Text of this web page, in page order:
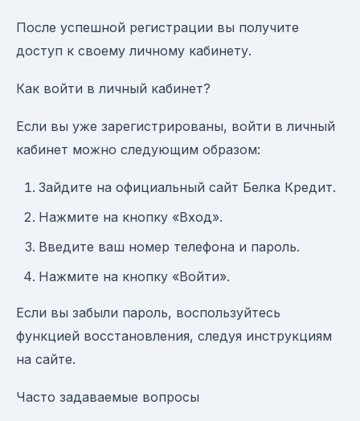
После успешной регистрации вы получите
доступ к своему личному кабинету.
Как войти в личный кабинет?
Если вы уже зарегистрированы, войти в личный
кабинет можно следующим образом:
Зайдите на официальный сайт Белка Кредит.
Нажмите на кнопку «Вход».
Введите ваш номер телефона и пароль.
Нажмите на кнопку «Войти».
Если вы забыли пароль, воспользуйтесь
функцией восстановления, следуя инструкциям
на сайте.
Часто задаваемые вопросы